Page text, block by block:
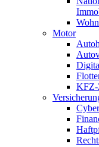
Motor
KFZ-